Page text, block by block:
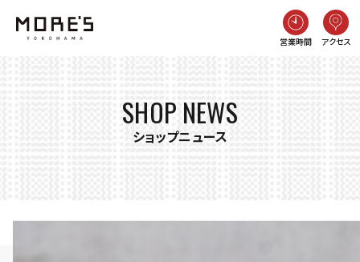
営業時間 アクセス
SHOP NEWS
ショップニュース